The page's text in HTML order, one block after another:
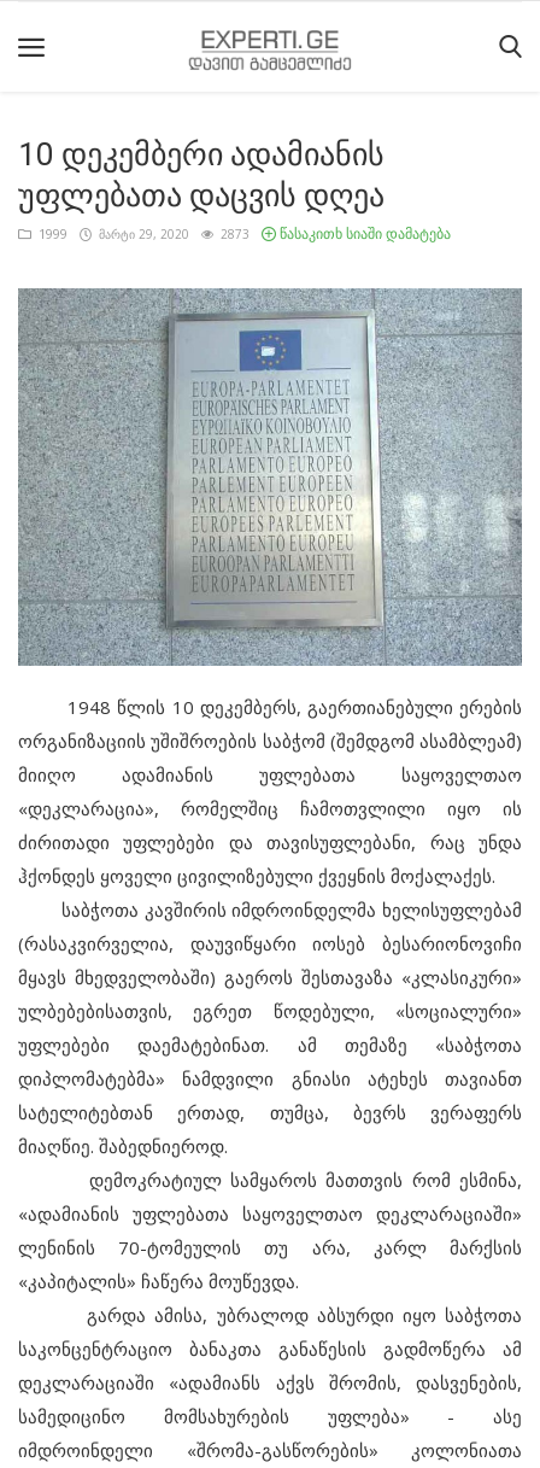
მთავარი
მიმდინარე
მოვლენები
საიტის
შესახებ
ეროვნული
მოძრაობის
ისტორია
სტატიები
10 დეკემბერი ადამიანის
უფლებათა დაცვის დღეა
1999 მარტი 29, 2020 2873 წასაკითხ სიაში დამატება
1948 წლის 10 დეკემბერს, გაერთიანებული ერების
ორგანიზაციის უშიშროების საბჭომ (შემდგომ ასამბლეამ)
მიიღო ადამიანის უფლებათა საყოველთაო
«დეკლარაცია», რომელშიც ჩამოთვლილი იყო ის
ძირითადი უფლებები და თავისუფლებანი, რაც უნდა
ჰქონდეს ყოველი ცივილიზებული ქვეყნის მოქალაქეს.
საბჭოთა კავშირის იმდროინდელმა ხელისუფლებამ
(რასაკვირველია, დაუვიწყარი იოსებ ბესარიონოვიჩი
მყავს მხედველობაში) გაეროს შესთავაზა «კლასიკური»
ულბებებისათვის, ეგრეთ წოდებული, «სოციალური»
უფლებები დაემატებინათ. ამ თემაზე «საბჭოთა
დიპლომატებმა» ნამდვილი გნიასი ატეხეს თავიანთ
სატელიტებთან ერთად, თუმცა, ბევრს ვერაფერს
მიაღწიე. შაბედნიეროდ.
დემოკრატიულ სამყაროს მათთვის რომ ესმინა,
«ადამიანის უფლებათა საყოველთაო დეკლარაციაში»
ლენინის 70-ტომეულის თუ არა, კარლ მარქსის
«კაპიტალის» ჩაწერა მოუწევდა.
გარდა ამისა, უბრალოდ აბსურდი იყო საბჭოთა
საკონცენტრაციო ბანაკთა განაწესის გადმოწერა ამ
დეკლარაციაში «ადამიანს აქვს შრომის, დასვენების,
სამედიცინო მომსახურების უფლება» - ასე
იმდროინდელი «შრომა-გასწორების» კოლონიათა